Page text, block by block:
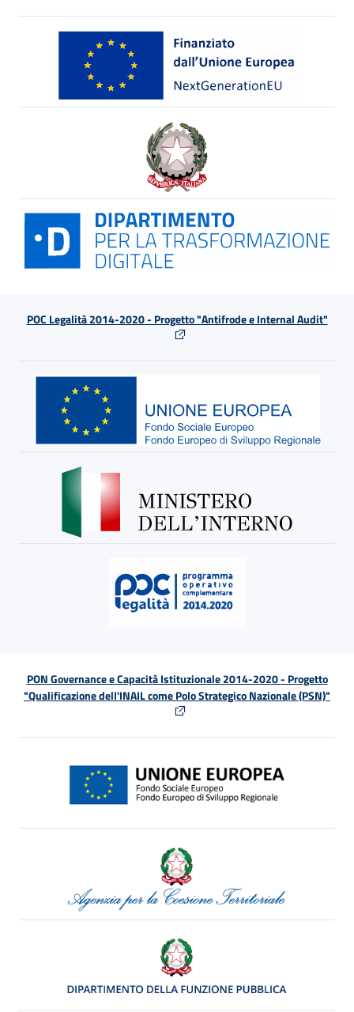
POC Legalità 2014-2020 - Progetto "Antifrode e Internal Audit"
PON Governance e Capacità Istituzionale 2014-2020 - Progetto
"Qualificazione dell'INAIL come Polo Strategico Nazionale (PSN)"